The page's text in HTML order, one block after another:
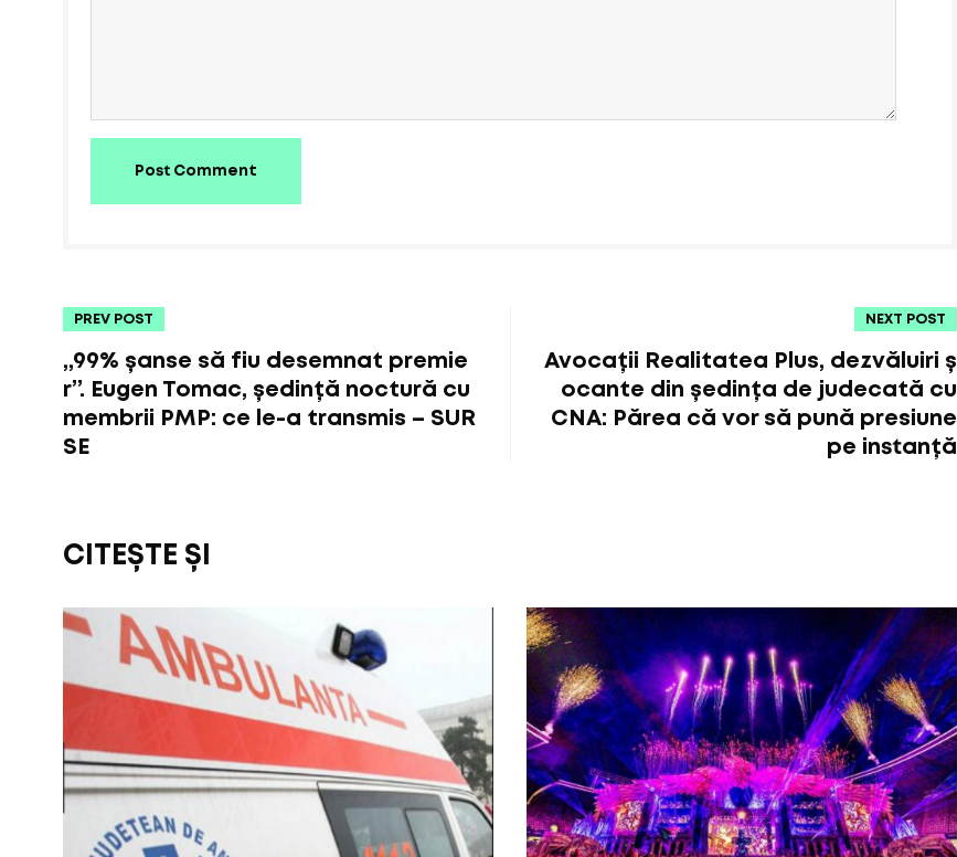
Post Comment
PREV POST
„99% șanse să fiu desemnat premie
r”. Eugen Tomac, ședință noctură cu
membrii PMP: ce le-a transmis – SUR
SE
NEXT POST
Avocații Realitatea Plus, dezvăluiri ș
ocante din ședința de judecată cu
CNA: Părea că vor să pună presiune
pe instanță
CITEȘTE ȘI